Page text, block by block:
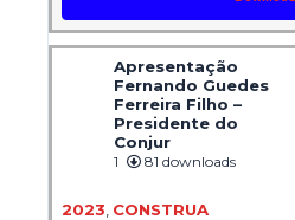
Apresentação
Fernando Guedes
Ferreira Filho –
Presidente do
Conjur
1 81 downloads
2023 CONSTRUA